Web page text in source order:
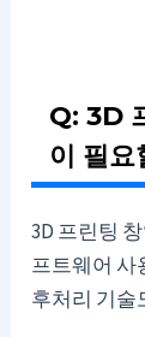
Q: 3D
이 필요
3D 프린팅
프트웨어 사
후처리 기술